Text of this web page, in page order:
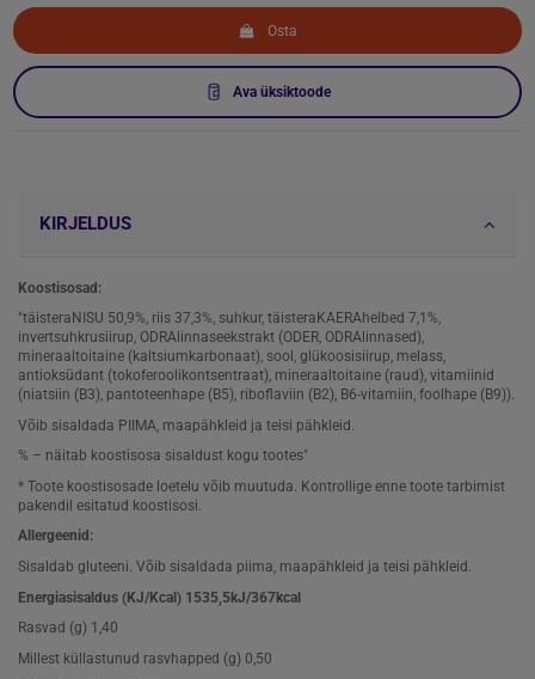
Osta
Ava üksiktoode
KIRJELDUS
Koostisosad:
"täisteraNISU 50,9%, riis 37,3%, suhkur, täisteraKAERAhelbed 7,1%,
invertsuhkrusiirup, ODRAlinnaseekstrakt (ODER, ODRAlinnased),
mineraaltoitaine (kaltsiumkarbonaat), sool, glükoosisiirup, melass,
antioksüdant (tokoferoolikontsentraat), mineraaltoitaine (raud), vitamiinid
(niatsiin (B3), pantoteenhape (B5), riboflaviin (B2), B6-vitamiin, foolhape (B9)).
Võib sisaldada PIIMA, maapähkleid ja teisi pähkleid.
% – näitab koostisosa sisaldust kogu tootes"
* Toote koostisosade loetelu võib muutuda. Kontrollige enne toote tarbimist
pakendil esitatud koostisosi.
Allergeenid:
Sisaldab gluteeni. Võib sisaldada piima, maapähkleid ja teisi pähkleid.
Energiasisaldus (KJ/Kcal) 1535,5kJ/367kcal
Rasvad (g) 1,40
Millest küllastunud rasvhapped (g) 0,50